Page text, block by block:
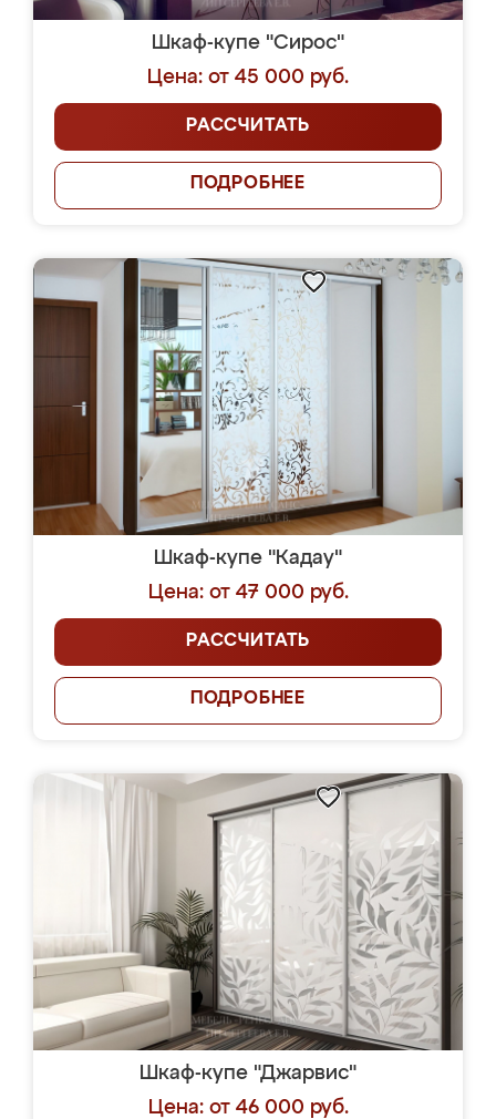
Шкаф-купе "Сирос"
Цена: от 45 000 руб.
РАССЧИТАТЬ
ПОДРОБНЕЕ
Шкаф-купе "Кадау"
Цена: от 47 000 руб.
РАССЧИТАТЬ
ПОДРОБНЕЕ
Шкаф-купе "Джарвис"
Цена: от 46 000 руб.